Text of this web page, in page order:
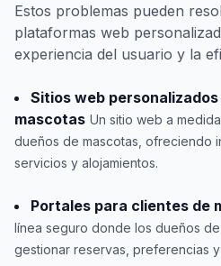
Estos problemas pueden
plataformas web
experiencia del usuario y la
Sitios web
mascotas Un sitio web a
dueños de mascotas, ofreciendo
servicios y alojamientos.
Portales para clientes de
línea seguro donde los dueños
gestionar reservas, preferencias